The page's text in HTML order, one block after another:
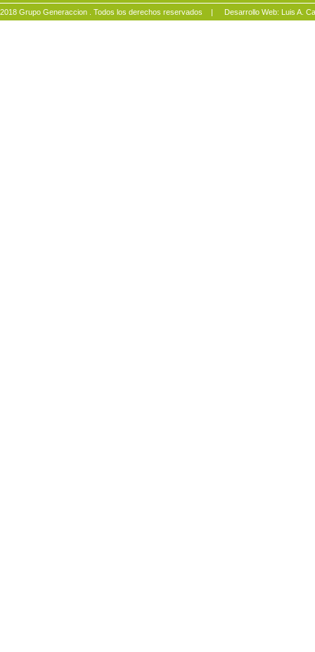
2018 Grupo Generaccion . Todos los derechos reservados | Desarrollo Web: Luis